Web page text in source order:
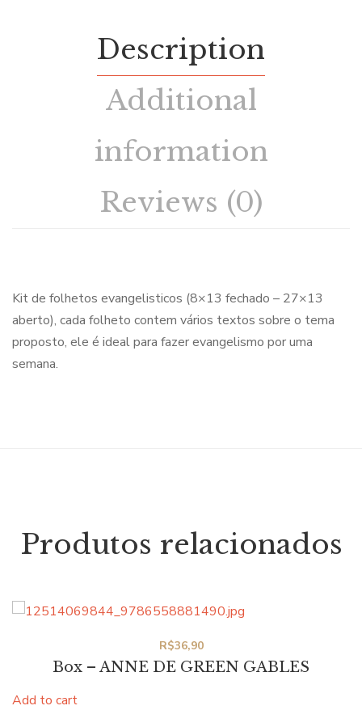
Description
Additional
information
Reviews (0)
Kit de folhetos evangelisticos (8×13 fechado – 27×13
aberto), cada folheto contem vários textos sobre o tema
proposto, ele é ideal para fazer evangelismo por uma
semana.
Produtos relacionados
Box – ANNE DE GREEN GABLES
R$36,90
Add to cart